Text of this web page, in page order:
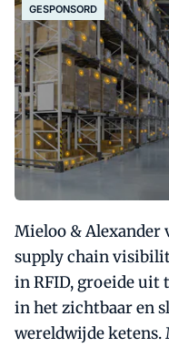
GESPONSORD
Mieloo & Alexander
supply chain
in RFID, groeide uit
in het zichtbaar en
wereldwijde